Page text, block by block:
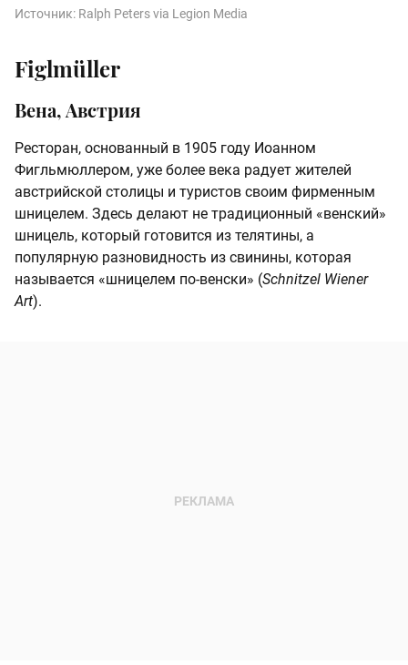
Источник: Ralph Peters via Legion Media
Figlmüller
Вена, Австрия
Ресторан, основанный в 1905 году Иоанном
Фигльмюллером, уже более века радует жителей
австрийской столицы и туристов своим фирменным
шницелем. Здесь делают не традиционный «венский»
шницель, который готовится из телятины, а
популярную разновидность из свинины, которая
называется «шницелем по-венски» (Schnitzel Wiener
Art).